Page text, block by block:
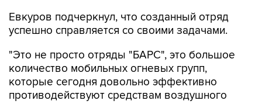
Евкуров подчеркнул, что созданный отряд
успешно справляется со своими задачами.
"Это не просто отряды "БАРС", это большое
количество мобильных огневых групп,
которые сегодня довольно эффективно
противодействуют средствам воздушного